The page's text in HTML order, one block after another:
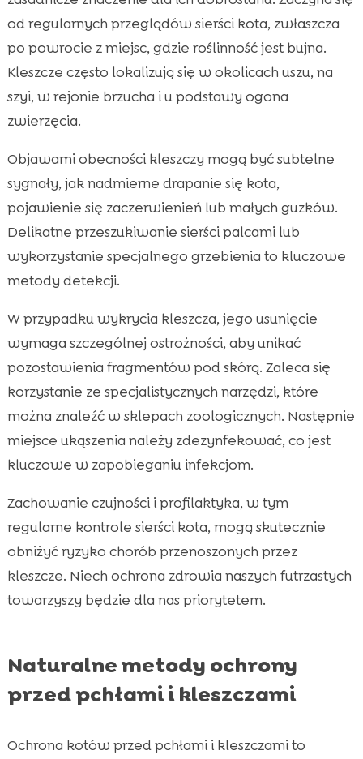
od regularnych przeglądów sierści kota, zwłaszcza
po powrocie z miejsc, gdzie roślinność jest bujna.
Kleszcze często lokalizują się w okolicach uszu, na
szyi, w rejonie brzucha i u podstawy ogona
zwierzęcia.
Objawami obecności kleszczy mogą być subtelne
sygnały, jak nadmierne drapanie się kota,
pojawienie się zaczerwienień lub małych guzków.
Delikatne przeszukiwanie sierści palcami lub
wykorzystanie specjalnego grzebienia to kluczowe
metody detekcji.
W przypadku wykrycia kleszcza, jego usunięcie
wymaga szczególnej ostrożności, aby unikać
pozostawienia fragmentów pod skórą. Zaleca się
korzystanie ze specjalistycznych narzędzi, które
można znaleźć w sklepach zoologicznych. Następnie
miejsce ukąszenia należy zdezynfekować, co jest
kluczowe w zapobieganiu infekcjom.
Zachowanie czujności i profilaktyka, w tym
regularne kontrole sierści kota, mogą skutecznie
obniżyć ryzyko chorób przenoszonych przez
kleszcze. Niech ochrona zdrowia naszych futrzastych
towarzyszy będzie dla nas priorytetem.
Naturalne metody ochrony
przed pchłami i kleszczami
Ochrona kotów przed pchłami i kleszczami to